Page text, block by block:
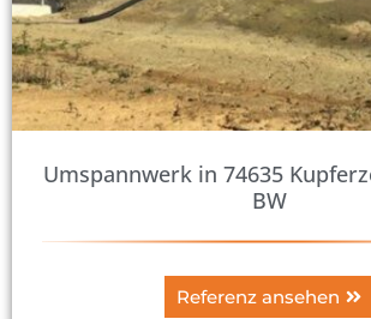
Umspannwerk in 74635
BW
Referenz ansehen